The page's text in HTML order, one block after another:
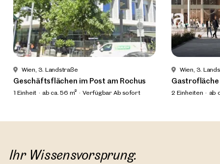
Wien, 3. Landstraße
Geschäftsflächen im Post am Rochus
1 Einheit ab ca. 56 m² Verfügbar Ab sofort
Wien, 3.
Gastrofläche
2 Einheiten
ab
Ihr Wissensvorsprung.